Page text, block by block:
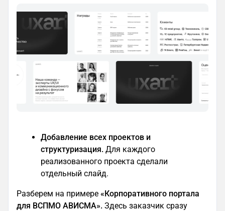
Добавление всех проектов и
структуризация. Для каждого
реализованного проекта сделали
отдельный слайд.
Разберем на примере «Корпоративного портала
для ВСПМО АВИСМА». Здесь заказчик сразу